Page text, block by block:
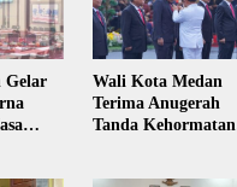
Gelar
Wali Kota Medan
Terima Anugerah
Tanda Kehormatan